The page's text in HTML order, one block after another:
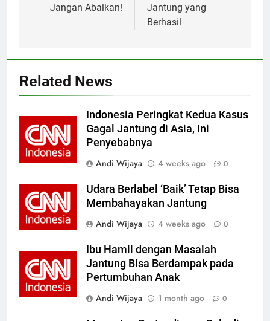
Jangan Abaikan!
Jantung yang
Berhasil
Related News
Indonesia Peringkat Kedua Kasus
Gagal Jantung di Asia, Ini
Penyebabnya
Andi Wijaya
4 weeks ago 0
Udara Berlabel ‘Baik’ Tetap Bisa
Membahayakan Jantung
Andi Wijaya
4 weeks ago 0
Ibu Hamil dengan Masalah
Jantung Bisa Berdampak pada
Pertumbuhan Anak
Andi Wijaya
1 month ago 0